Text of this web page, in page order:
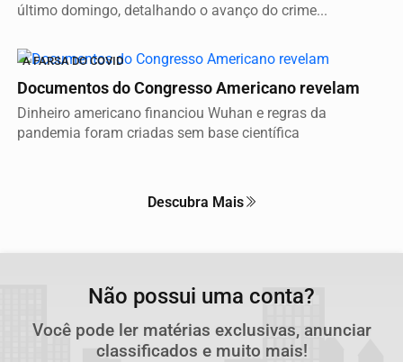
último domingo, detalhando o avanço do crime...
A FARSA DO COVID
Documentos do Congresso Americano revelam
Dinheiro americano financiou Wuhan e regras da
pandemia foram criadas sem base científica
Descubra Mais
Não possui uma conta?
Você pode ler matérias exclusivas, anunciar
classificados e muito mais!